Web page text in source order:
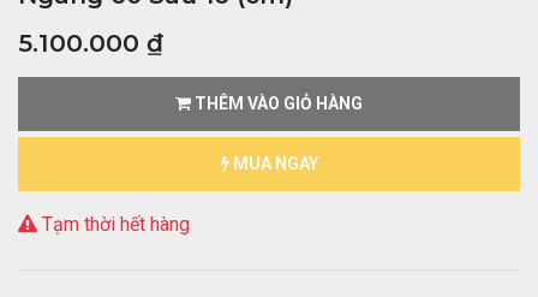
5.100.000 ₫
THÊM VÀO GIỎ HÀNG
MUA NGAY
Tạm thời hết hàng